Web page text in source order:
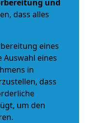
und
dass alles
eines
Auswahl eines
in
dass
um den